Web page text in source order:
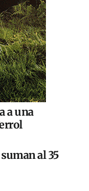
a una
al 35